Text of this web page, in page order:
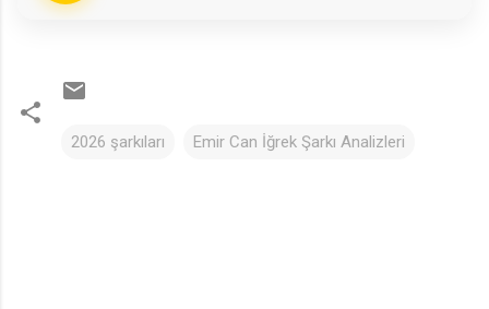
2026 şarkıları Emir Can İğrek Şarkı Analizleri